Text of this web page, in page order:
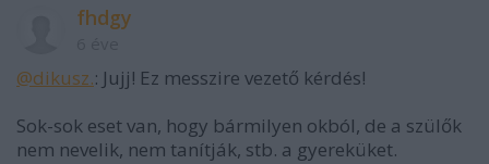
fhdgy
@dikusz.: Jujj! Ez messzire vezető kérdés!
Sok-sok eset van, hogy bármilyen okból, de a szülők
nem nevelik, nem tanítják, stb. a gyereküket.